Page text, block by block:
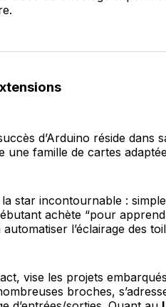
d’Arduino réside dans
une famille de cartes
star incontournable :
achète “pour
l’éclairage des
vise les projets
broches,